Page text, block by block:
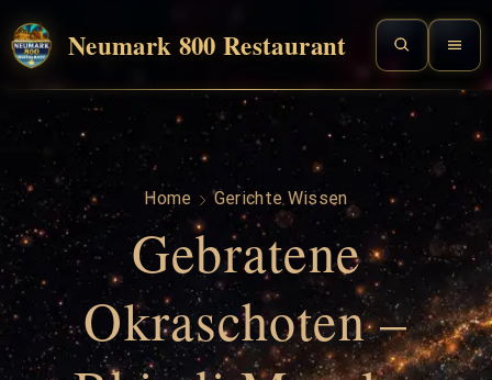
Neumark 800 Restaurant
Home Gerichte Wissen
Gebratene
Okraschoten –